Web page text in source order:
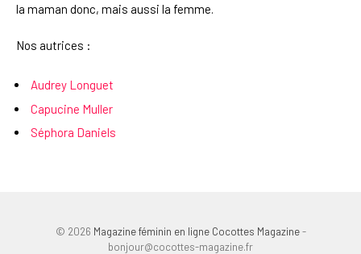
la maman donc, mais aussi la femme.
Nos autrices :
Audrey Longuet
Capucine Muller
Séphora Daniels
© 2026 Magazine féminin en ligne Cocottes Magazine-
bonjour@cocottes-magazine.fr